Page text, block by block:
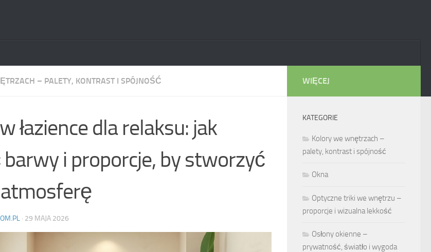
– PALETY, KONTRAST I SPÓJNOŚĆ
łazience dla relaksu: jak
i proporcje, by stworzyć
· 29 MAJA 2026
WIĘCEJ
KATEGORIE
Kolory we wnętrzach –
palety, kontrast i spójność
Okna
Optyczne triki we wnętrzu –
proporcje i wizualna lekkość
Osłony okienne –
prywatność, światło i wygoda